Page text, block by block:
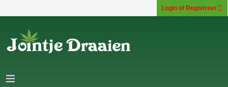
Login of Registreer